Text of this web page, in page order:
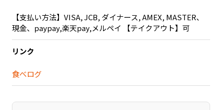
【支払い方法】VISA, JCB, ダイナース, AMEX, MASTER、
現金、paypay,楽天pay,メルペイ 【テイクアウト】可
リンク
食べログ